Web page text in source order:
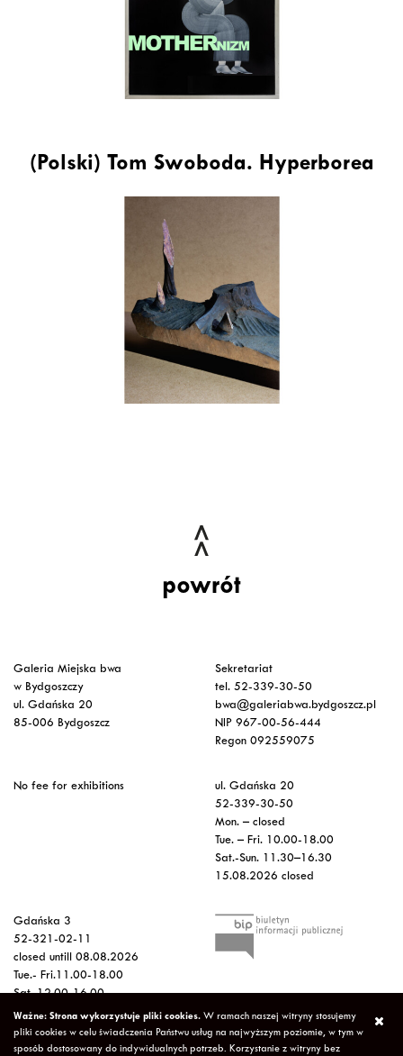
(Polski) Tom Swoboda. Hyperborea
powrót
Galeria Miejska bwa
w Bydgoszczy
ul. Gdańska 20
85-006 Bydgoszcz
Sekretariat
tel. 52-339-30-50
bwa@galeriabwa.bydgoszcz.pl
NIP 967-00-56-444
Regon 092559075
No fee for exhibitions
ul. Gdańska 20
52-339-30-50
Mon. – closed
Tue. – Fri. 10.00-18.00
Sat.-Sun. 11.30–16.30
15.08.2026 closed
Gdańska 3
52-321-02-11
closed untill 08.08.2026
Tue.- Fri.11.00-18.00
Sat. 12.00-16.00
Sun.-Mon. – closed
15.08.2026 closed
Ważne: Strona wykorzystuje pliki cookies. W ramach naszej witryny stosujemy
pliki cookies w celu świadczenia Państwu usług na najwyższym poziomie, w tym w
sposób dostosowany do indywidualnych potrzeb. Korzystanie z witryny bez